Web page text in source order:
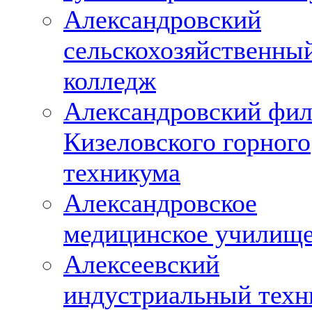
Александровский
колледж
Александровский
Кизеловского горного
техникума
Александровское
медицинское
Алексеевский
индустриальный